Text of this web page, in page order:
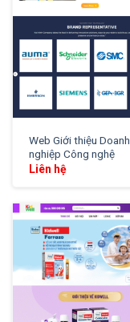
Web Giới thiệu Doanh
nghiệp Công nghệ
Liên hệ